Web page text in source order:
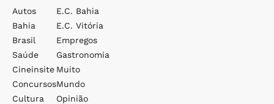
Autos
Bahia
Brasil
Saúde
Cineinsite
Concursos
Cultura
E.c. Bahia
E.c. Vitória
Empregos
Gastronomia
Muito
Mundo
Opinião